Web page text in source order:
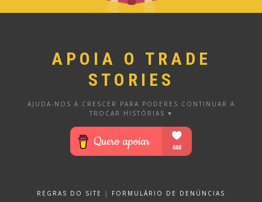
APOIA O TRADE
STORIES
AJUDA-NOS A CRESCER PARA PODERES CONTINUAR A
TROCAR HISTÓRIAS ♥
REGRAS DO SITE | FORMULÁRIO DE DENÚNCIAS